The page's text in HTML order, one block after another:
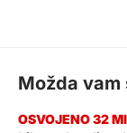
Možda vam